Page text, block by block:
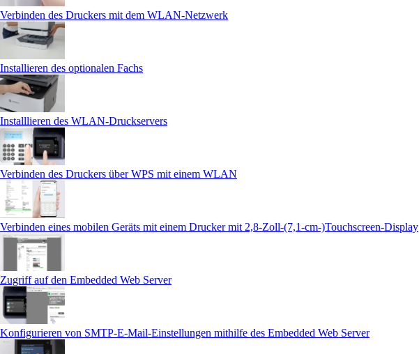
Verbinden des Druckers mit dem WLAN-Netzwerk
Installieren des optionalen Fachs
Installlieren des WLAN-Druckservers
Verbinden des Druckers über WPS mit einem WLAN
Verbinden eines mobilen Geräts mit einem Drucker mit 2,8-Zoll-(7,1-cm-)Touchscreen‑Display
Zugriff auf den Embedded Web Server
Konfigurieren von SMTP-E-Mail-Einstellungen mithilfe des Embedded Web Server